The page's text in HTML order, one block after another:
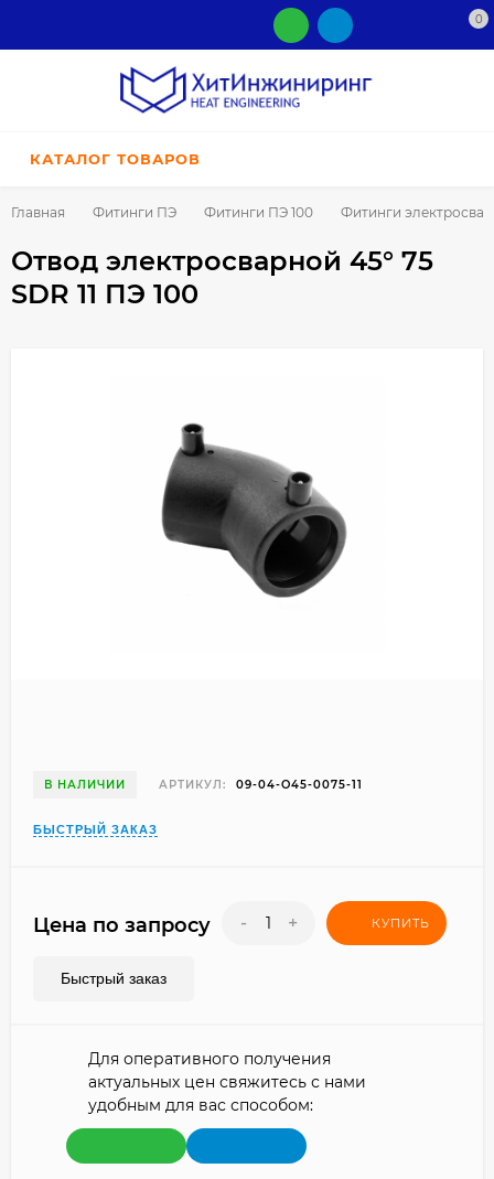
0
КАТАЛОГ ТОВАРОВ
Главная Фитинги ПЭ Фитинги ПЭ 100 Фитинги
Отвод электросварной 45° 75
SDR 11 ПЭ 100
В НАЛИЧИИ АРТИКУЛ: 09-04-O45-0075-11
БЫСТРЫЙ ЗАКАЗ
Цена по запросу - + КУПИТЬ
Быстрый заказ
Для оперативного получения
актуальных цен свяжитесь с нами
удобным для вас способом: